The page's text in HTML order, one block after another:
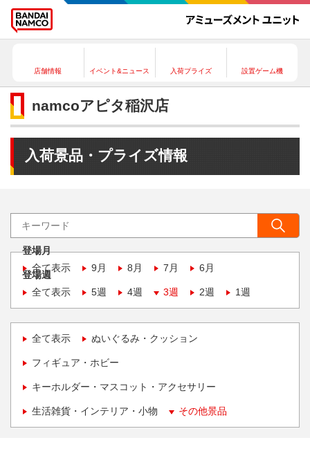
店舗情報 イベント&ニュース 入荷プライズ 設置ゲーム機
namcoアピタ稲沢店
入荷景品・プライズ情報
登場月
全て表示
9月 8月 7月 6月
登場週
全て表示
5週 4週 3週 2週 1週
全て表示 ぬいぐるみ・クッション
フィギュア・ホビー
キーホルダー・マスコット・アクセサリー
生活雑貨・インテリア・小物 その他景品